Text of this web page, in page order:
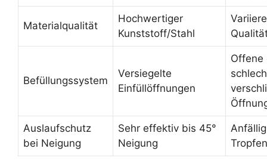
Materialqualität
Hochwertiger
Kunststoff/Stahl
Befüllungssystem
Versiegelte
Einfüllöffnungen
Offene
Auslaufschutz
bei Neigung
Sehr effektiv bis 45°
Neigung
Tropfen